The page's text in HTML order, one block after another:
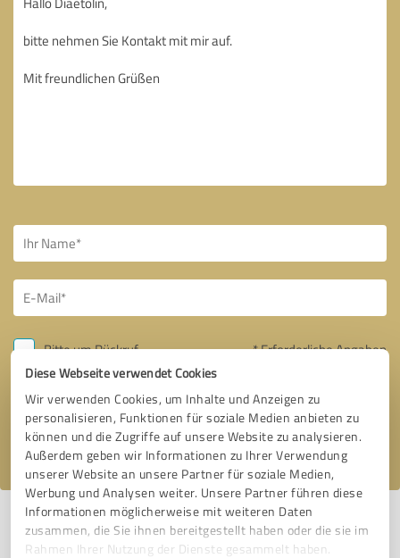
Diese Webseite verwendet Cookies
Wir verwenden Cookies, um Inhalte und Anzeigen zu
personalisieren, Funktionen für soziale Medien anbieten zu
können und die Zugriffe auf unsere Website zu analysieren.
Außerdem geben wir Informationen zu Ihrer Verwendung
unserer Website an unsere Partner für soziale Medien,
Werbung und Analysen weiter. Unsere Partner führen diese
Informationen möglicherweise mit weiteren Daten
zusammen, die Sie ihnen bereitgestellt haben oder die sie im
Rahmen Ihrer Nutzung der Dienste gesammelt haben.
Bitte um Rückruf * Erforderliche Angaben
Nachricht senden
Ich stimme denDatenschutzbestimmungenzu.
Profil aktiv seit 04.08.2023 |Letzte Aktualisierung: 04.08.2023
melden